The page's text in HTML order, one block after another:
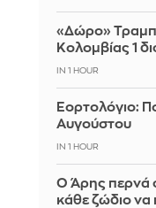
«Δώρο» Τραμπ
Κολομβίας 1
IN 1 HOUR
Εορτολόγιο:
Αυγούστου
IN 1 HOUR
Ο Άρης περνά
κάθε ζώδιο να